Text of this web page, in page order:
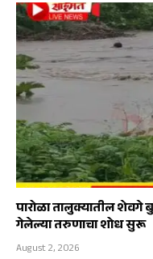
पारोळा तालुक्यातील शेवगे
गेलेल्या तरुणाचा शोध सुरू
August 2, 2026